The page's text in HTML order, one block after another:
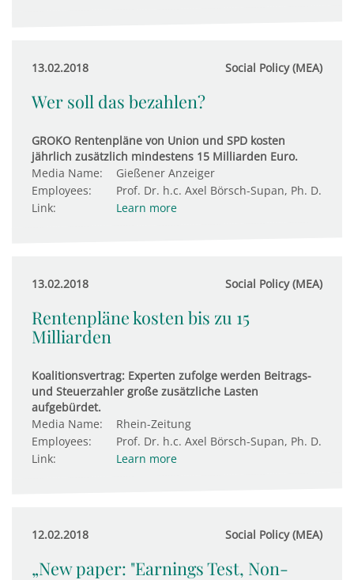
13.02.2018 Social Policy (MEA)
Wer soll das bezahlen?
GROKO Rentenpläne von Union und SPD kosten
jährlich zusätzlich mindestens 15 Milliarden Euro.
Media Name:
Gießener Anzeiger
Employees:
Prof. Dr. h.c. Axel Börsch-Supan, Ph. D.
Link:
Learn more
13.02.2018 Social Policy (MEA)
Rentenpläne kosten bis zu 15
Milliarden
Koalitionsvertrag: Experten zufolge werden Beitrags-
und Steuerzahler große zusätzliche Lasten
aufgebürdet.
Media Name:
Rhein-Zeitung
Employees:
Prof. Dr. h.c. Axel Börsch-Supan, Ph. D.
Link:
Learn more
12.02.2018 Social Policy (MEA)
„New paper: "Earnings Test, Non-